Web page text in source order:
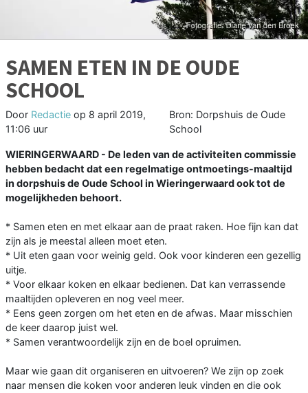
SAMEN ETEN IN DE OUDE
SCHOOL
Door Redactie op 8 april 2019,
11:06 uur
Bron: Dorpshuis de Oude
School
WIERINGERWAARD - De leden van de activiteiten commissie
hebben bedacht dat een regelmatige ontmoetings-maaltijd
in dorpshuis de Oude School in Wieringerwaard ook tot de
mogelijkheden behoort.
* Samen eten en met elkaar aan de praat raken. Hoe fijn kan dat
zijn als je meestal alleen moet eten.
* Uit eten gaan voor weinig geld. Ook voor kinderen een gezellig
uitje.
* Voor elkaar koken en elkaar bedienen. Dat kan verrassende
maaltijden opleveren en nog veel meer.
* Eens geen zorgen om het eten en de afwas. Maar misschien
de keer daarop juist wel.
* Samen verantwoordelijk zijn en de boel opruimen.
Maar wie gaan dit organiseren en uitvoeren? We zijn op zoek
naar mensen die koken voor anderen leuk vinden en die ook